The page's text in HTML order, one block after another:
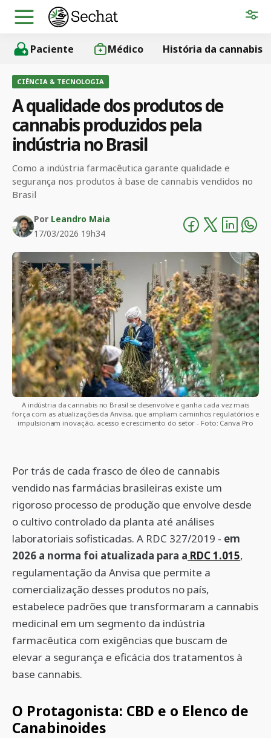
Paciente Médico História da cannabis
CIÊNCIA & TECNOLOGIA
A qualidade dos produtos de
cannabis produzidos pela
indústria no Brasil
Como a indústria farmacêutica garante qualidade e
segurança nos produtos à base de cannabis vendidos no
Brasil
Por Leandro Maia
17/03/2026 19h34
A indústria da cannabis no Brasil se desenvolve e ganha cada vez mais
força com as atualizações da Anvisa, que ampliam caminhos regulatórios e
impulsionam inovação, acesso e crescimento do setor - Foto: Canva Pro
Por trás de cada frasco de óleo de cannabis
vendido nas farmácias brasileiras existe um
rigoroso processo de produção que envolve desde
o cultivo controlado da planta até análises
laboratoriais sofisticadas. A RDC 327/2019 - em
2026 a norma foi atualizada para a RDC 1.015,
regulamentação da Anvisa que permite a
comercialização desses produtos no país,
estabelece padrões que transformaram a cannabis
medicinal em um segmento da indústria
farmacêutica com exigências que buscam de
elevar a segurança e eficácia dos tratamentos à
base cannabis.
O Protagonista: CBD e o Elenco de
Canabinoides